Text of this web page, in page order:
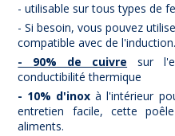
- utilisable sur tous types de
- Si besoin, vous pouvez
compatible avec de l'induction.
- 90% de cuivre sur
conductibilité thermique
- 10% d'inox à l'intérieur
entretien facile, cette
aliments.